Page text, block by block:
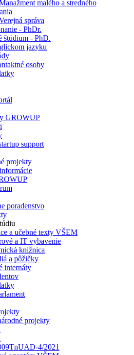
malého a stredného
správa
- PhDr.
štúdium - PhD.
jazyku
osoby
GROWUP
support
projekty
poradenstvo
a učebné texty VŠEM
a IT vybavenie
knižnica
a pôžičky
internáty
projekty
4/2021